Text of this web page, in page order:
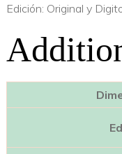
Edición: Original y